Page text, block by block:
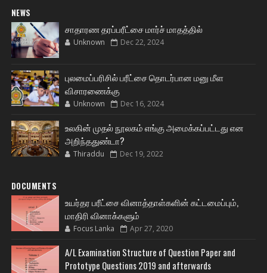
NEWS
சாதாரண தரப்பரீட்சை மார்ச் மாதத்தில்
Unknown Dec 22, 2024
புலமைப்பரிசில் பரீட்சை தொடர்பான மனு மீள
விசாரணைக்கு
Unknown Dec 16, 2024
உலகின் முதல் நூலகம் எங்கு அமைக்கப்பட்டது என
அறிந்ததுண்டா?
Thiraddu Dec 19, 2022
DOCUMENTS
உயர்தர பரீட்சை வினாத்தாள்களின் கட்டமைப்பும்,
மாதிரி வினாக்களும்
Focus Lanka Apr 27, 2020
A/L Examination Structure of Question Paper and
Prototype Questions 2019 and afterwards